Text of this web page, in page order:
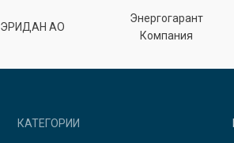
ЭРИДАН АО
Энергогарант
Компания
КАТЕГОРИИ